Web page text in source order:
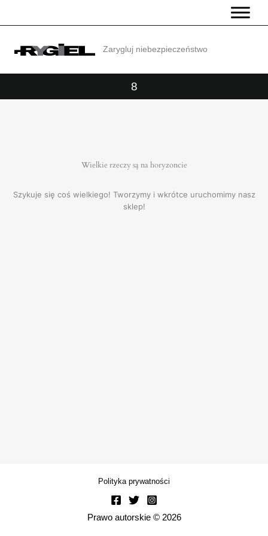
Zarygluj niebezpieczeństwo
8
Wielkie rzeczy są na horyzoncie
Szykuje się coś wielkiego! Tworzymy i wkrótce uruchomimy nasz
sklep!
Polityka prywatności
Prawo autorskie © 2026